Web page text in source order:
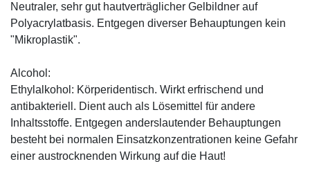
Neutraler, sehr gut hautverträglicher Gelbildner auf
Polyacrylatbasis. Entgegen diverser Behauptungen kein
"Mikroplastik".
Alcohol:
Ethylalkohol: Körperidentisch. Wirkt erfrischend und
antibakteriell. Dient auch als Lösemittel für andere
Inhaltsstoffe. Entgegen anderslautender Behauptungen
besteht bei normalen Einsatzkonzentrationen keine Gefahr
einer austrocknenden Wirkung auf die Haut!